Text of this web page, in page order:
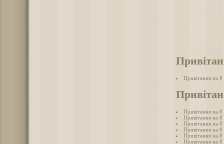
Привітання на 8
Привітання на
Привітання на 8
Привітання на 8
Привітання на 8
Привітання на 8
Привітання на 8